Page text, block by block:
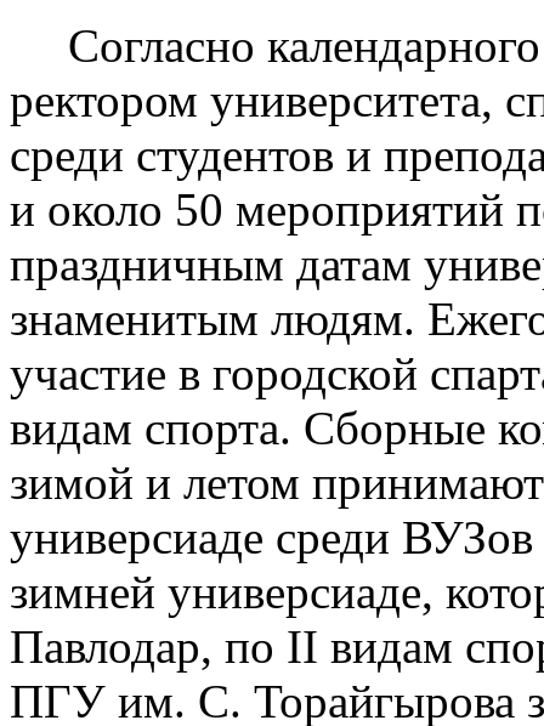
Согласно
ректором университета,
среди студентов и
и около 50 мероприятий
праздничным датам
знаменитым людям.
участие в городской
видам спорта. Сборные
зимой и летом
универсиаде среди
зимней универсиаде,
Павлодар, по II видам
ПГУ им. С. Торайгырова